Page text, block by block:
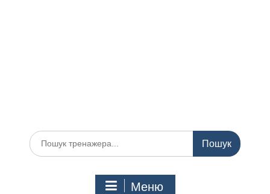
Шукати:
Меню